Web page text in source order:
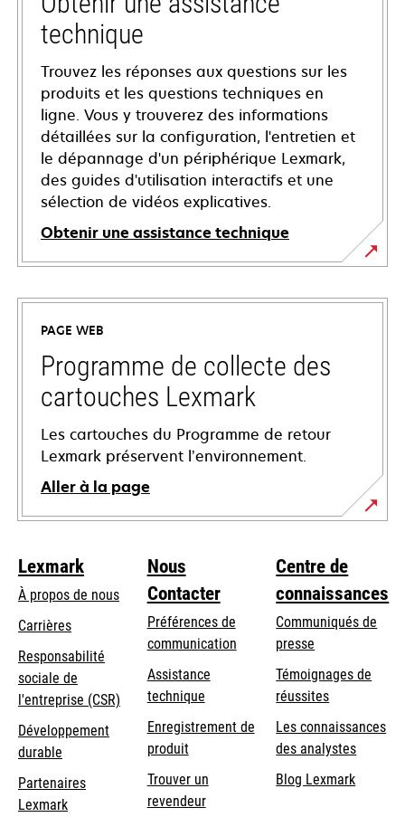
technique
Trouvez les réponses aux questions sur les
produits et les questions techniques en
ligne. Vous y trouverez des informations
détaillées sur la configuration, l'entretien et
le dépannage d'un périphérique Lexmark,
des guides d'utilisation interactifs et une
sélection de vidéos explicatives.
Obtenir une assistance technique
s’ouvre
dans
nouvel
onglet
PAGE WEB
Programme de collecte des
cartouches Lexmark
Les cartouches du Programme de retour
Lexmark préservent l’environnement.
Aller à la page
Lexmark
À propos de nous
Carrières
s’ouvre
dans
un
nouvel
onglet
Responsabilité
sociale de
l'entreprise (CSR) s’ouvre
onglet
Développement
durable
Partenaires
Lexmark
Nous
Contacter
Préférences de
communication
s’ouvre
dans
un
nouvel
onglet
Assistance
techniques’ouvre
un
onglet
Enregistrement de
produit
Trouver un
revendeur
Centre de
connaissances
Communiqués de
presse
Témoignages de
réussites
Les connaissances
des analystes
Blog Lexmark